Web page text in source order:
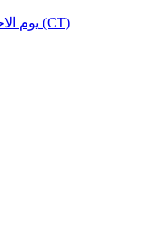
يوم الاحد - يوم الخميس: 10 صباحًا - 5 مساء (CT)